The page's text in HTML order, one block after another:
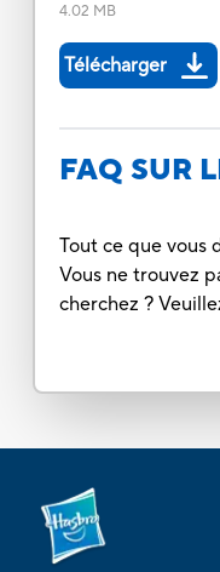
4.02 MB
Télécharger
FAQ SUR
Tout ce que vous
Vous ne trouvez
cherchez ?